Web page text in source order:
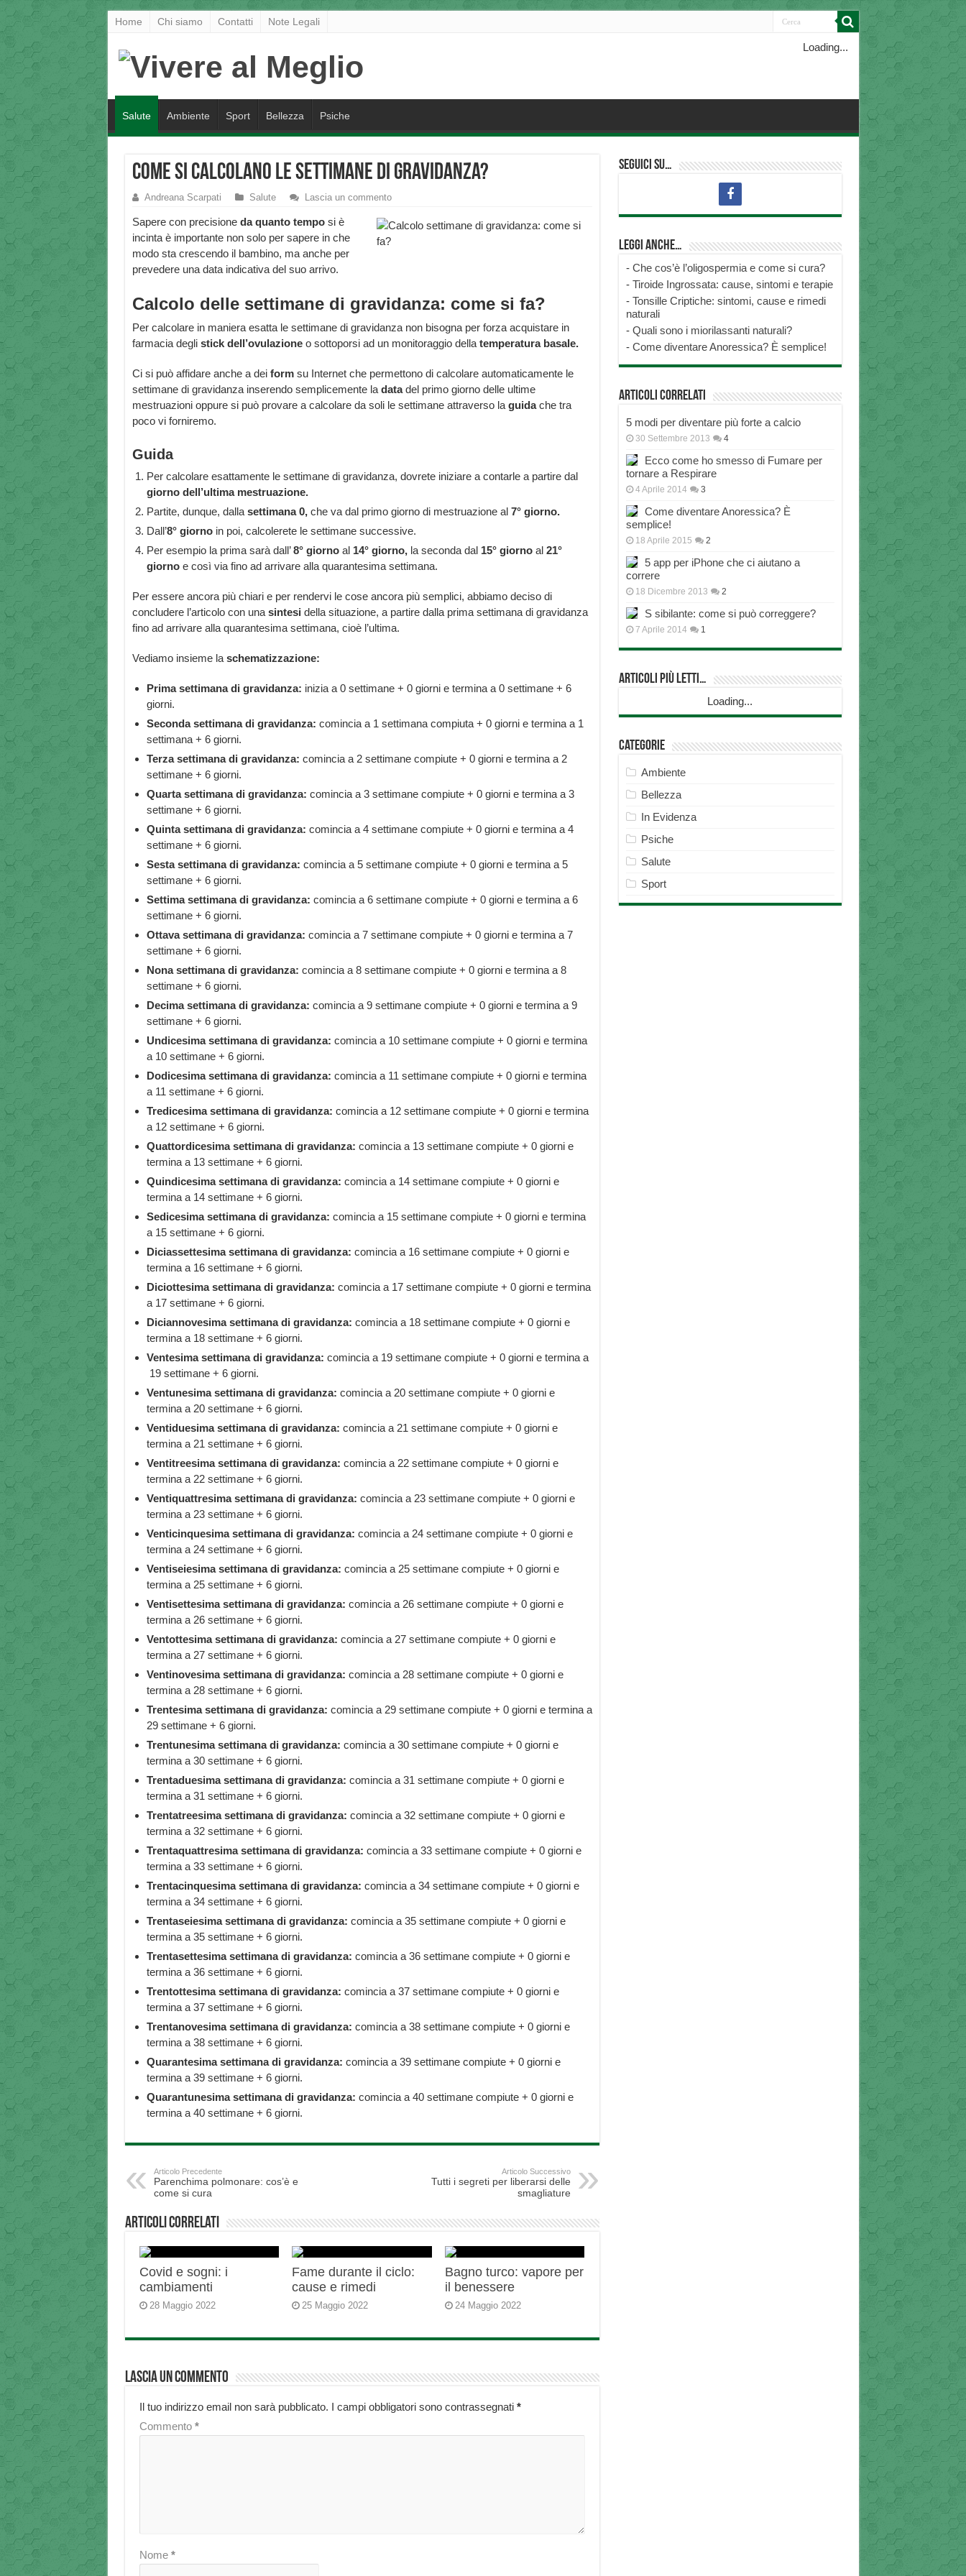
Home Chi siamo Contatti Note Legali
Loading...
Salute Ambiente Sport Bellezza Psiche
Come si calcolano le settimane di gravidanza?
Andreana Scarpati Salute Lascia un commento
Sapere con precisione da quanto temposi è
incinta è importante non solo per sapere in che
modo sta crescendo il bambino, ma anche per
prevedere una data indicativa del suo arrivo.
Calcolo delle settimane di gravidanza: come si fa?
Per calcolare in maniera esatta le settimane di gravidanza non bisogna per forza acquistare in
farmacia degli stick dell’ovulazioneo sottoporsi ad un monitoraggio dellatemperatura basale.
Ci si può affidare anche a deiformsu Internet che permettono di calcolare automaticamente le
settimane di gravidanza inserendo semplicemente ladatadel primo giorno delle ultime
mestruazioni oppure si può provare a calcolare da soli le settimane attraverso la guidache tra
poco vi forniremo.
Guida
Per calcolare esattamente le settimane di gravidanza, dovrete iniziare a contarle a partire dal
giorno dell’ultima mestruazione.
Partite, dunque, dallasettimana 0,che va dal primo giorno di mestruazione al 7° giorno.
Dall’8° giornoin poi, calcolerete le settimane successive.
Per esempio la prima sarà dall’8° giornoal 14° giorno,la seconda dal 15° giornoal 21°
giornoe così via fino ad arrivare alla quarantesima settimana.
Per essere ancora più chiari e per rendervi le cose ancora più semplici, abbiamo deciso di
concludere l’articolo con una sintesi della situazione, a partire dalla prima settimana di gravidanza
fino ad arrivare alla quarantesima settimana, cioè l’ultima.
Vediamo insieme la schematizzazione:
Prima settimana di gravidanza: inizia a 0 settimane + 0 giorni e termina a 0 settimane + 6
giorni.
Seconda settimana di gravidanza: comincia a 1 settimana compiuta + 0 giorni e termina a 1
settimana + 6 giorni.
Terza settimana di gravidanza: comincia a 2 settimane compiute + 0 giorni e termina a 2
settimane + 6 giorni.
Quarta settimana di gravidanza: comincia a 3 settimane compiute + 0 giorni e termina a 3
settimane + 6 giorni.
Quinta settimana di gravidanza: comincia a 4 settimane compiute + 0 giorni e termina a 4
settimane + 6 giorni.
Sesta settimana di gravidanza: comincia a 5 settimane compiute + 0 giorni e termina a 5
settimane + 6 giorni.
Settima settimana di gravidanza: comincia a 6 settimane compiute + 0 giorni e termina a 6
settimane + 6 giorni.
Ottava settimana di gravidanza: comincia a 7 settimane compiute + 0 giorni e termina a 7
settimane + 6 giorni.
Nona settimana di gravidanza: comincia a 8 settimane compiute + 0 giorni e termina a 8
settimane + 6 giorni.
Decima settimana di gravidanza: comincia a 9 settimane compiute + 0 giorni e termina a 9
settimane + 6 giorni.
Undicesima settimana di gravidanza: comincia a 10 settimane compiute + 0 giorni e termina
a 10 settimane + 6 giorni.
Dodicesima settimana di gravidanza: comincia a 11 settimane compiute + 0 giorni e termina
a 11 settimane + 6 giorni.
Tredicesima settimana di gravidanza: comincia a 12 settimane compiute + 0 giorni e termina
a 12 settimane + 6 giorni.
Quattordicesima settimana di gravidanza: comincia a 13 settimane compiute + 0 giorni e
termina a 13 settimane + 6 giorni.
Quindicesima settimana di gravidanza: comincia a 14 settimane compiute + 0 giorni e
termina a 14 settimane + 6 giorni.
Sedicesima settimana di gravidanza: comincia a 15 settimane compiute + 0 giorni e termina
a 15 settimane + 6 giorni.
Diciassettesima settimana di gravidanza: comincia a 16 settimane compiute + 0 giorni e
termina a 16 settimane + 6 giorni.
Diciottesima settimana di gravidanza: comincia a 17 settimane compiute + 0 giorni e termina
a 17 settimane + 6 giorni.
Diciannovesima settimana di gravidanza: comincia a 18 settimane compiute + 0 giorni e
termina a 18 settimane + 6 giorni.
Ventesima settimana di gravidanza: comincia a 19 settimane compiute + 0 giorni e termina a
19 settimane + 6 giorni.
Ventunesima settimana di gravidanza: comincia a 20 settimane compiute + 0 giorni e
termina a 20 settimane + 6 giorni.
Ventiduesima settimana di gravidanza: comincia a 21 settimane compiute + 0 giorni e
termina a 21 settimane + 6 giorni.
Ventitreesima settimana di gravidanza: comincia a 22 settimane compiute + 0 giorni e
termina a 22 settimane + 6 giorni.
Ventiquattresima settimana di gravidanza: comincia a 23 settimane compiute + 0 giorni e
termina a 23 settimane + 6 giorni.
Venticinquesima settimana di gravidanza: comincia a 24 settimane compiute + 0 giorni e
termina a 24 settimane + 6 giorni.
Ventiseiesima settimana di gravidanza: comincia a 25 settimane compiute + 0 giorni e
termina a 25 settimane + 6 giorni.
Ventisettesima settimana di gravidanza: comincia a 26 settimane compiute + 0 giorni e
termina a 26 settimane + 6 giorni.
Ventottesima settimana di gravidanza: comincia a 27 settimane compiute + 0 giorni e
termina a 27 settimane + 6 giorni.
Ventinovesima settimana di gravidanza: comincia a 28 settimane compiute + 0 giorni e
termina a 28 settimane + 6 giorni.
Trentesima settimana di gravidanza: comincia a 29 settimane compiute + 0 giorni e termina a
29 settimane + 6 giorni.
Trentunesima settimana di gravidanza: comincia a 30 settimane compiute + 0 giorni e
termina a 30 settimane + 6 giorni.
Trentaduesima settimana di gravidanza: comincia a 31 settimane compiute + 0 giorni e
termina a 31 settimane + 6 giorni.
Trentatreesima settimana di gravidanza: comincia a 32 settimane compiute + 0 giorni e
termina a 32 settimane + 6 giorni.
Trentaquattresima settimana di gravidanza: comincia a 33 settimane compiute + 0 giorni e
termina a 33 settimane + 6 giorni.
Trentacinquesima settimana di gravidanza: comincia a 34 settimane compiute + 0 giorni e
termina a 34 settimane + 6 giorni.
Trentaseiesima settimana di gravidanza: comincia a 35 settimane compiute + 0 giorni e
termina a 35 settimane + 6 giorni.
Trentasettesima settimana di gravidanza: comincia a 36 settimane compiute + 0 giorni e
termina a 36 settimane + 6 giorni.
Trentottesima settimana di gravidanza: comincia a 37 settimane compiute + 0 giorni e
termina a 37 settimane + 6 giorni.
Trentanovesima settimana di gravidanza: comincia a 38 settimane compiute + 0 giorni e
termina a 38 settimane + 6 giorni.
Quarantesima settimana di gravidanza: comincia a 39 settimane compiute + 0 giorni e
termina a 39 settimane + 6 giorni.
Quarantunesima settimana di gravidanza: comincia a 40 settimane compiute + 0 giorni e
termina a 40 settimane + 6 giorni.
Articolo Precedente
Parenchima polmonare: cos’è e
come si cura
Articolo Successivo
Tutti i segreti per liberarsi delle
smagliature
Articoli correlati
Covid e sogni: i
cambiamenti
28 Maggio 2022
Fame durante il ciclo:
cause e rimedi
25 Maggio 2022
Bagno turco: vapore per
il benessere
24 Maggio 2022
Lascia un commento
Il tuo indirizzo email non sarà pubblicato. I campi obbligatori sono contrassegnati *
Commento *
Nome *
Seguici su…
Leggi anche…
- Che cos’è l’oligospermia e come si cura?
- Tiroide Ingrossata: cause, sintomi e terapie
- Tonsille Criptiche: sintomi, cause e rimedi
naturali
- Quali sono i miorilassanti naturali?
- Come diventare Anoressica? È semplice!
Articoli correlati
5 modi per diventare più forte a calcio
30 Settembre 2013 4
Ecco come ho smesso di Fumare per
tornare a Respirare
4 Aprile 2014 3
Come diventare Anoressica? È
semplice!
18 Aprile 2015 2
5 app per iPhone che ci aiutano a
correre
18 Dicembre 2013 2
S sibilante: come si può correggere?
7 Aprile 2014 1
Articoli più Letti…
Loading...
Categorie
Ambiente
Bellezza
In Evidenza
Psiche
Salute
Sport